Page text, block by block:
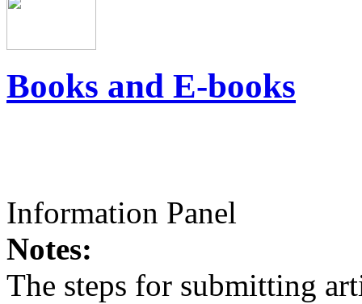
Books and E-books
Information Panel
Notes:
The steps for submitting